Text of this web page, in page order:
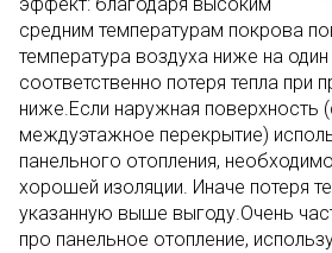
средним температурам покрова
температура воздуха ниже на
соответственно потеря тепла при
ниже.Если наружная поверхность
междуэтажное перекрытие)
панельного отопления,
хорошей изоляции. Иначе потеря
указанную выше выгоду.Очень
про панельное отопление,